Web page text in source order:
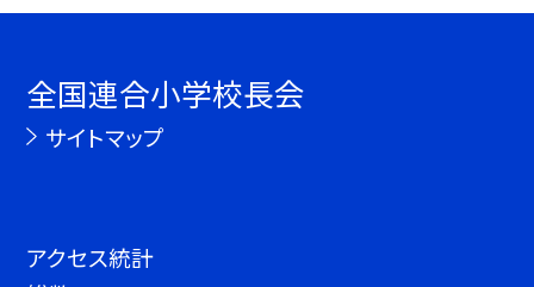
全国連合小学校長会
サイトマップ
アクセス統計